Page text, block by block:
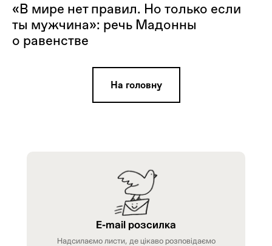
«В мире нет правил. Но только если
ты мужчина»: речь Мадонны
о равенстве
На головну
E-mail розсилка
Надсилаємо листи, де цікаво розповідаємо